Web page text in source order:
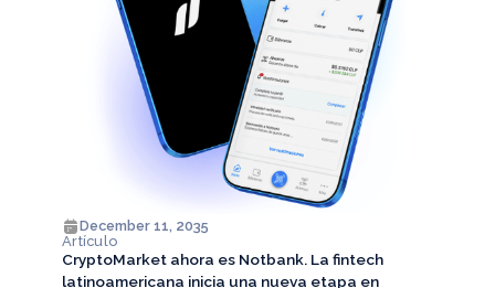
December 11, 2035
Artículo
CryptoMarket ahora es Notbank. La fintech
latinoamericana inicia una nueva etapa en